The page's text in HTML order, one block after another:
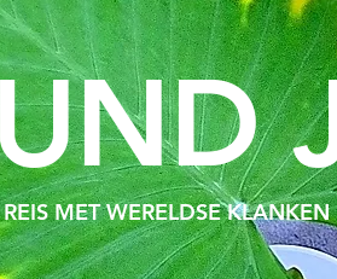
MET WERELDSE KLANKEN